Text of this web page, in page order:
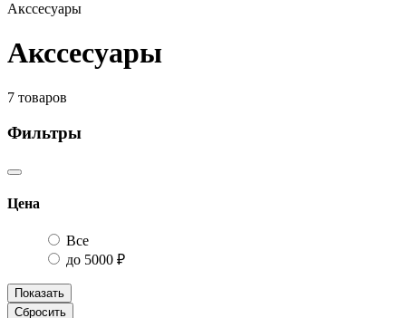
Акссесуары
Акссесуары
7 товаров
Фильтры
Цена
Все
до 5000 ₽
Показать
Сбросить